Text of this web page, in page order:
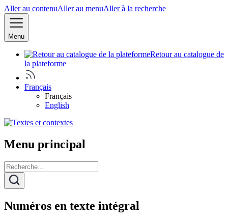
Aller au contenuAller au menuAller à la recherche
Menu
Retour au catalogue de
la plateforme
Français
Français
English
Menu principal
Numéros en texte intégral